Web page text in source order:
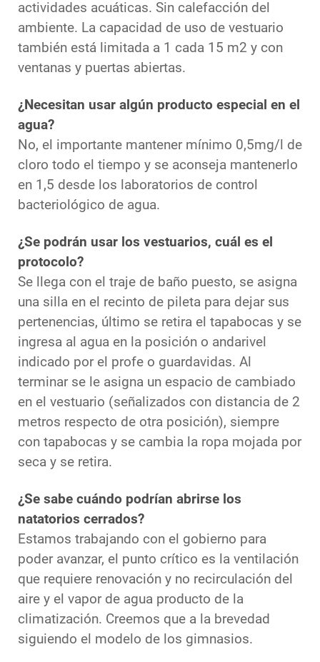
actividades acuáticas. Sin calefacción del
ambiente. La capacidad de uso de vestuario
también está limitada a 1 cada 15 m2 y con
ventanas y puertas abiertas.
¿Necesitan usar algún producto especial en el
agua?
No, el importante mantener mínimo 0,5mg/l de
cloro todo el tiempo y se aconseja mantenerlo
en 1,5 desde los laboratorios de control
bacteriológico de agua.
¿Se podrán usar los vestuarios, cuál es el
protocolo?
Se llega con el traje de baño puesto, se asigna
una silla en el recinto de pileta para dejar sus
pertenencias, último se retira el tapabocas y se
ingresa al agua en la posición o andarivel
indicado por el profe o guardavidas. Al
terminar se le asigna un espacio de cambiado
en el vestuario (señalizados con distancia de 2
metros respecto de otra posición), siempre
con tapabocas y se cambia la ropa mojada por
seca y se retira.
¿Se sabe cuándo podrían abrirse los
natatorios cerrados?
Estamos trabajando con el gobierno para
poder avanzar, el punto crítico es la ventilación
que requiere renovación y no recirculación del
aire y el vapor de agua producto de la
climatización. Creemos que a la brevedad
siguiendo el modelo de los gimnasios.